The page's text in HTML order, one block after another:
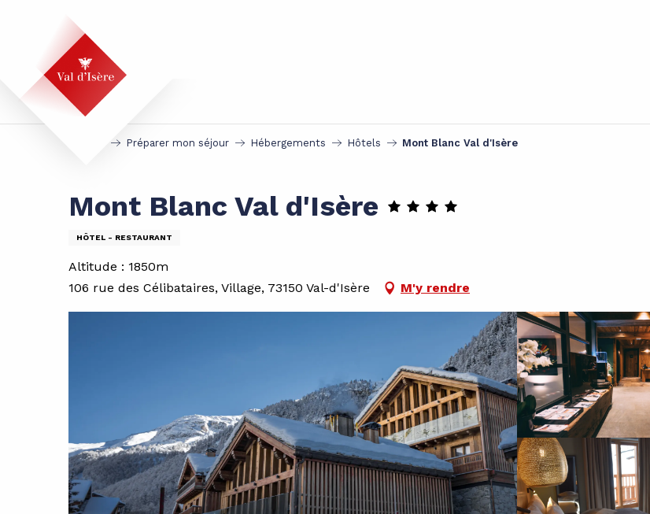
principal
Préparer mon séjour Hébergements Hôtels Mont Blanc Val d'Isère
Mont Blanc Val d'Isère
HÔTEL - RESTAURANT
Altitude : 1850m
106 rue des Célibataires, Village, 73150 Val-d'Isère
M'y rendre